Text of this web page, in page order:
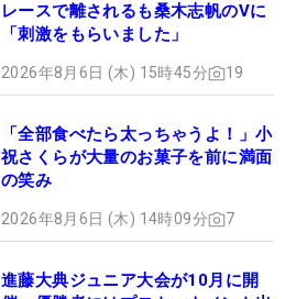
レースで離されるも桑木志帆のVに
「刺激をもらいました」
2026年8月6日 (木) 15時45分 19
「全部食べたら太っちゃうよ！」小
祝さくらが大量のお菓子を前に満面
の笑み
2026年8月6日 (木) 14時09分 7
進藤大典ジュニア大会が10月に開